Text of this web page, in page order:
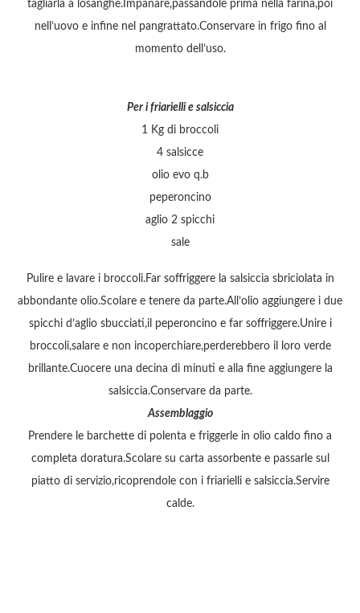
tagliarla a losanghe.Impanare,passandole prima nella farina,poi
nell’uovo e infine nel pangrattato.Conservare in frigo fino al
momento dell’uso.
Per i friarielli e salsiccia
1 Kg di broccoli
4 salsicce
olio evo q.b
peperoncino
aglio 2 spicchi
sale
Pulire e lavare i broccoli.Far soffriggere la salsiccia sbriciolata in
abbondante olio.Scolare e tenere da parte.All’olio aggiungere i due
spicchi d’aglio sbucciati,il peperoncino e far soffriggere.Unire i
broccoli,salare e non incoperchiare,perderebbero il loro verde
brillante.Cuocere una decina di minuti e alla fine aggiungere la
salsiccia.Conservare da parte.
Assemblaggio
Prendere le barchette di polenta e friggerle in olio caldo fino a
completa doratura.Scolare su carta assorbente e passarle sul
piatto di servizio,ricoprendole con i friarielli e salsiccia.Servire
calde.